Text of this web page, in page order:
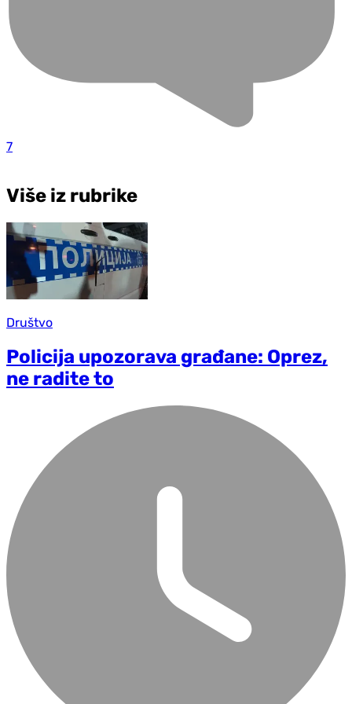
7
Više iz rubrike
Društvo
Policija upozorava građane: Oprez,
ne radite to